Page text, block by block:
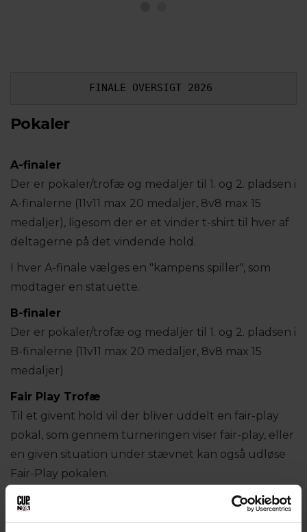
FINALE OVERSIGT 2026
Pokaler
A-finaler
Der er pokaler/trofæ og medaljer til 1. og 2. pladsen i
A-finalerne (11v11 max 20 medaljer, 8v8 max 15
medaljer), ligesom der er et vinder t-shirt til hver af
deltagerne på det vindende hold.
I hver A-finale vælges en "kampens spiller", som
modtager en statuette.
B-finaler
Der er pokaler/trofæ og medaljer til 1. og 2. pladsen i
B-finalerne (11v11 max 20 medaljer, 8v8 max 15
medaljer)
Fair Play Trofæ
Til et givent hold vil der bliver uddelt en fair-play
pokal, som gennem turneringen viser fair-play, eller
en given situation under stævnet kan også udløse
Fair-Play pokalen.